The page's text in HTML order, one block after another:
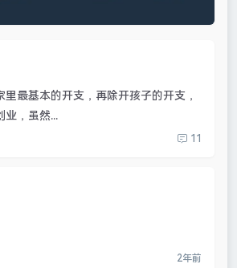
最基本的开支，再除开孩子的开支，
业，虽然...
11
2年前